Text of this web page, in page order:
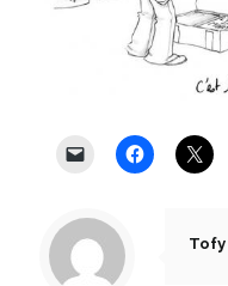
Tofy